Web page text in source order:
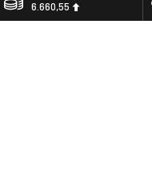
Kaymakam
6.660,55